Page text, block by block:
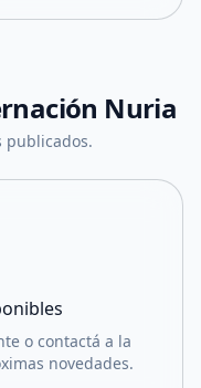
Nuria
publicados.
o contactá a la
novedades.